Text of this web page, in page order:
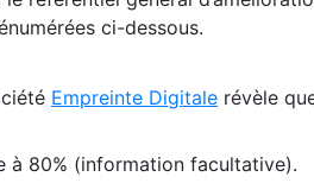
ci-dessous.
Empreinte Digitale révèle
à 80% (information facultative).